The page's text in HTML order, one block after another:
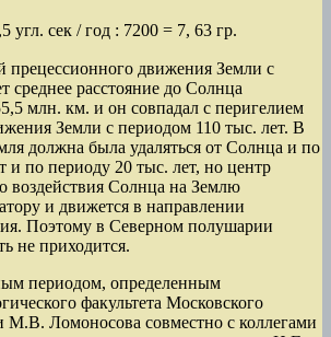
угл. сек /год : 7200 = 7, 63 гр.
прецессионного движения Земли с
среднее расстояние до Солнца
млн. км. и он совпадал с перигелием
Земли с периодом 110 тыс. лет. В
должна была удаляться от Солнца и по
и по периоду 20 тыс. лет, но центр
воздействия Солнца на Землю
и движется в направлении
Поэтому в Северном полушарии
не приходится.
периодом, определенным
факультета Московского
М.В. Ломоносова совместно с коллегами